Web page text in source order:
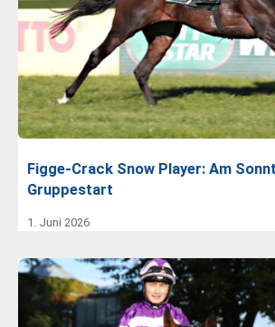
Figge-Crack Snow Player: Am
Gruppestart
1. Juni 2026